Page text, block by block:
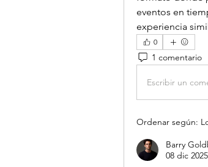
eventos en
experiencia
0
1 comentario
Escribir un
Ordenar según:
Barry
08 dic 2025